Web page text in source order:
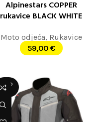
Alpinestars COPPER
rukavice BLACK WHITE
Moto odjeća, Rukavice
59,00 €
SOLD
OUT